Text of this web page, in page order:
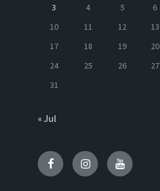
3
4 5 6
10
11 12 13
17
18 19 20
24
25 26 27
31
« Jul
FacebookInstagramYoutube